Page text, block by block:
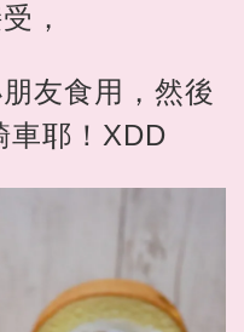
，
友食用，然後
車耶！XDD